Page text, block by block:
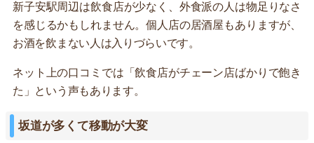
新子安駅周辺は飲食店が少なく、外食派の人は物足りなさ
を感じるかもしれません。個人店の居酒屋もありますが、
お酒を飲まない人は入りづらいです。
ネット上の口コミでは「飲食店がチェーン店ばかりで飽き
た」という声もあります。
坂道が多くて移動が大変